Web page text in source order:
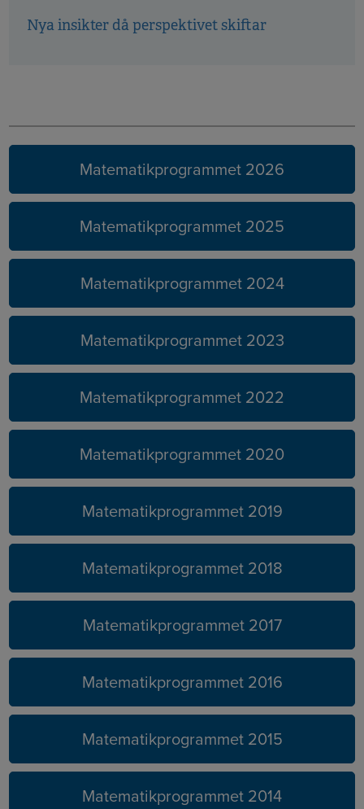
Nya insikter då perspektivet skiftar
Tidigare
år
Matematikprogrammet 2026
Matematikprogrammet 2025
Matematikprogrammet 2024
Matematikprogrammet 2023
Matematikprogrammet 2022
Matematikprogrammet 2020
Matematikprogrammet 2019
Matematikprogrammet 2018
Matematikprogrammet 2017
Matematikprogrammet 2016
Matematikprogrammet 2015
Matematikprogrammet 2014